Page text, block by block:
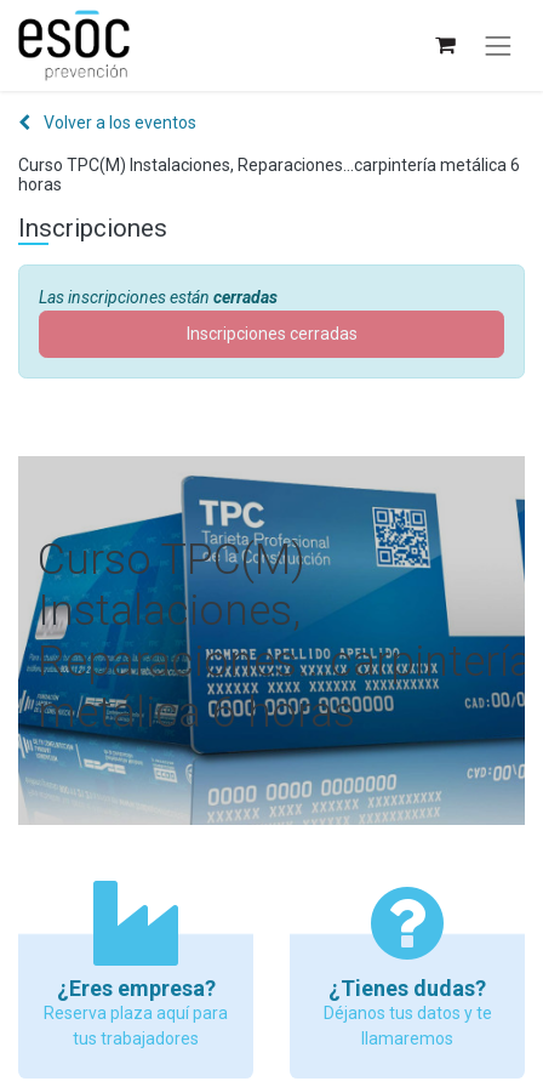
Volver a los eventos
Curso TPC(M) Instalaciones, Reparaciones...carpintería metálica 6
horas
Inscripciones
Las inscripciones están cerradas
Inscripciones cerradas
Curso TPC(M)
Instalaciones,
Reparaciones...carpintería
metálica 6 horas
¿Eres empresa?
Reserva plaza aquí para
tus trabajadores
¿Tienes dudas?
Déjanos tus datos y te
llamaremos